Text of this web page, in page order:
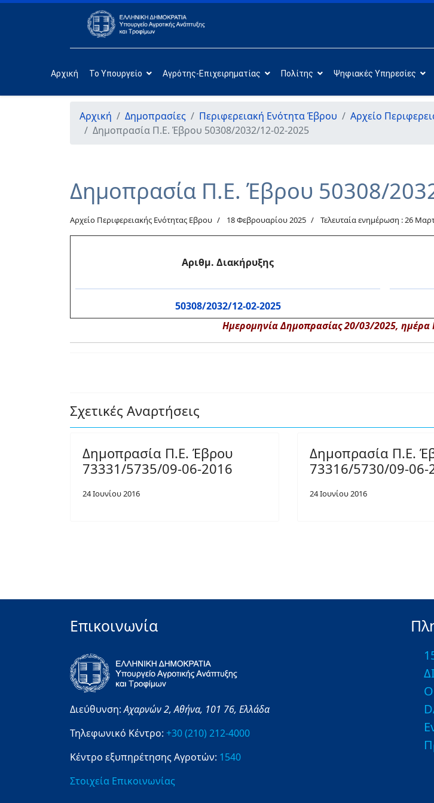
Αρχική Το Υπουργείο Αγρότης-Επιχειρηματίας Πολίτης Ψηφιακές Υπηρεσίες
Αρχική Δημοπρασίες Περιφερειακή Ενότητα Έβρου
Αρχείο
Δημοπρασία Π.Ε. Έβρου 50308/2032/12-02-2025
Δημοπρασία Π.Ε. Έβρου 50308/
Αρχείο Περιφερειακής Ενότητας Εβρου 18 Φεβρουαρίου 2025 Τελευταία ενημέρωση : 26
Αριθμ. Διακήρυξης
50308/2032/12-02-2025
Ημερομηνία Δημοπρασίας 20/03/2025,
Σχετικές Αναρτήσεις
Δημοπρασία Π.Ε. Έβρου
73331/5735/09-06-2016
24 Ιουνίου 2016
Δημοπρασία Π.Ε.
73316/5730/09-06-
24 Ιουνίου 2016
Επικοινωνία
Διεύθυνση:Αχαρνών 2,Αθήνα, 101 76, Ελλάδα
Τηλεφωνικό Κέντρο: +30 (210) 212-4000
Κέντρο εξυπηρέτησης Αγροτών: 1540
Στοιχεία Επικοινωνίας